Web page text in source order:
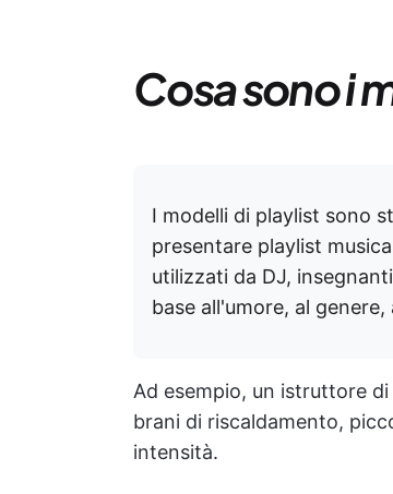
Cosa sono i
I modelli di playlist sono
presentare playlist
utilizzati da DJ,
base all'umore, al
Ad esempio, un istruttore
brani di riscaldamento,
intensità.